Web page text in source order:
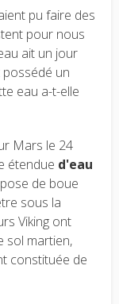
pu faire des
pour nous
ait un jour
un
eau a-t-elle
Mars le 24
étendue d'eau
de boue
sous la
Viking ont
sol martien,
constituée de